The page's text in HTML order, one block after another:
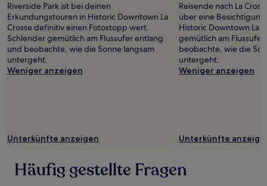
Riverside Park ist bei deinen
Erkundungstouren in Historic Downtown La
Crosse definitiv einen Fotostopp wert.
Schlender gemütlich am Flussufer entlang
und beobachte, wie die Sonne langsam
untergeht.
Weniger anzeigen
Unterkünfte anzeigen
Reisende nach La
über eine
Historic Downtown La
gemütlich am
beobachte, wie die
untergeht.
Weniger anzeigen
Unterkünfte
Häufig gestellte Fragen